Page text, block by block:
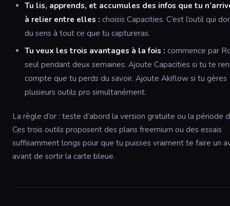
Tu lis, apprends, et accumules des infos que tu
à relier entre elles : choisis Capacities. C’est l’outil qui
du sens à tout ce que tu captureras.
Tu veux les trois avantages à la fois : commence par
seul pendant deux semaines. Ajoute Capacities si tu te
compte que tu perds du savoir. Ajoute Akiflow si tu gères
plusieurs outils pro simultanément.
La règle d’or : teste d’abord la version gratuite ou la période
Ces trois outils proposent des plans freemium ou des essais
suffisamment longs pour que tu puisses vraiment te faire un
avant de sortir la carte bleue.